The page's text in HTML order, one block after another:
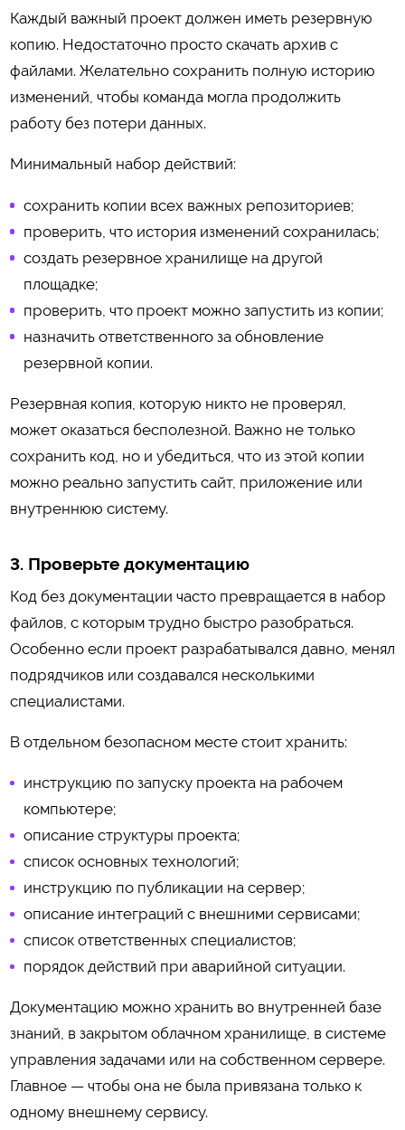
Каждый важный проект должен иметь резервную
копию. Недостаточно просто скачать архив с
файлами. Желательно сохранить полную историю
изменений, чтобы команда могла продолжить
работу без потери данных.
Минимальный набор действий:
сохранить копии всех важных репозиториев;
проверить, что история изменений сохранилась;
создать резервное хранилище на другой
площадке;
проверить, что проект можно запустить из копии;
назначить ответственного за обновление
резервной копии.
Резервная копия, которую никто не проверял,
может оказаться бесполезной. Важно не только
сохранить код, но и убедиться, что из этой копии
можно реально запустить сайт, приложение или
внутреннюю систему.
3. Проверьте документацию
Код без документации часто превращается в набор
файлов, с которым трудно быстро разобраться.
Особенно если проект разрабатывался давно, менял
подрядчиков или создавался несколькими
специалистами.
В отдельном безопасном месте стоит хранить:
инструкцию по запуску проекта на рабочем
компьютере;
описание структуры проекта;
список основных технологий;
инструкцию по публикации на сервер;
описание интеграций с внешними сервисами;
список ответственных специалистов;
порядок действий при аварийной ситуации.
Документацию можно хранить во внутренней базе
знаний, в закрытом облачном хранилище, в системе
управления задачами или на собственном сервере.
Главное — чтобы она не была привязана только к
одному внешнему сервису.